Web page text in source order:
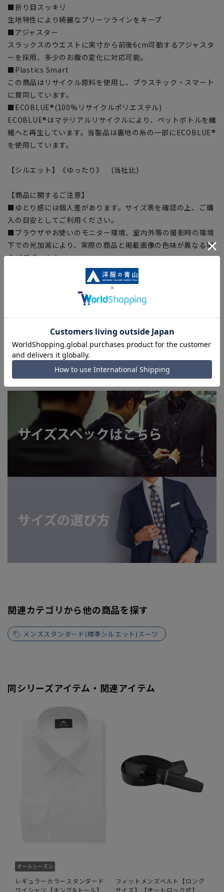
■折り目スッキリ
生地特性により綺麗なプリーツラインをキープ
■アジャスター
スラックスのウエストに実寸から前後6cm可動するアジャスタ
ーを採用、多少のお腹の変化に対応可能。
■Plastics Smart
この商品はリサイクル原料を使用し、プラスチック・スマート
に賛同しています。
■ECOBLUE®(100%リサイクルポリエステル)
ECOBLUE®はマテリアルリサイクルにより、ペットボトルを繊
維へと再生しています。当製品は裏地の糸の一部にECOBLUE®
を使用しています。
【シルエット】《ゆったり》 (当社比)
【商品に関するご注意】
■ゆとり感には個人差があります。サイズ表を確認の上、ご購
入の目安としてご利用ください。
■ブラウザやお使いのモニター環境、室内外等の撮影時の環境
下での光加減により、実際の商品と掲載画像の色味が異なる場
合がございます。
■生地や仕様・デザインにより、着用感や実際のサイズ表に若
干の誤差が生じる場合がございます。予めご了承ください。
■店舗や各モールサイトと商品在庫を共有しております関係
上、ご注文いただいたタイミングにより欠品が発生し、ご注文
を完了できない場合がございます。予めご了承ください。(お
急ぎ発送のご注文につきましても、ご注文のタイミングによっ
てはお急ぎ発送サービスを選択できない場合がございます。
洗えるスーツはこちら
関連カテゴリから他の商品を探す
メンズスタンダード(標準シルエット)スーツ
同シリーズアイテム・関連アイテム
レギュラーカラースタンダード
ワイシャツ【キング&トール】
フィットメンズベルト【ロング
サイズ】【オートロック式】